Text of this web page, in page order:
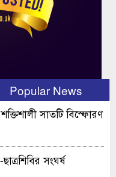
Popular News
সাতটি বিস্ফোরণ
সংঘর্ষ